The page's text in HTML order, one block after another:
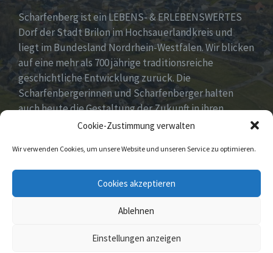
Cookie-Zustimmung verwalten
Wir verwenden Cookies, um unsere Website und unseren Service zu optimieren.
Cookies akzeptieren
Ablehnen
Einstellungen anzeigen
Scharfenberg ist ein LEBENS- & ERLEBENSWERTES
Dorf der Stadt Brilon im Hochsauerlandkreis und
liegt im Bundesland Nordrhein-Westfalen. Wir blicken
auf eine mehr als 700 jährige traditionsreiche
geschichtliche Entwicklung zurück. Die
Scharfenbergerinnen und Scharfenberger halten
auch heute die Gestaltung der Zukunft in ihren
Händen mit neuen, innovativen und kreativen Ideen
Moderne – Geschichte & Gegenwart“!
Unsere Idee: Menschen vor Ort verbinden mit
digitaler Transformation!